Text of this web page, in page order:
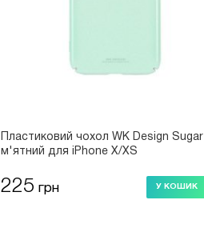
Пластиковий чохол WK Design Sugar
м'ятний для iPhone X/XS
225 грн У КОШИК